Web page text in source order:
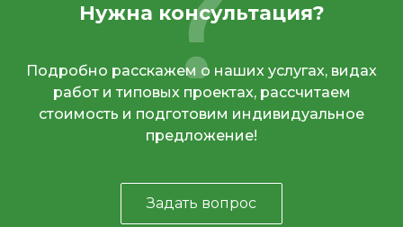
Нужна консультация?
Подробно расскажем о наших услугах, видах
работ и типовых проектах, рассчитаем
стоимость и подготовим индивидуальное
предложение!
Задать вопрос